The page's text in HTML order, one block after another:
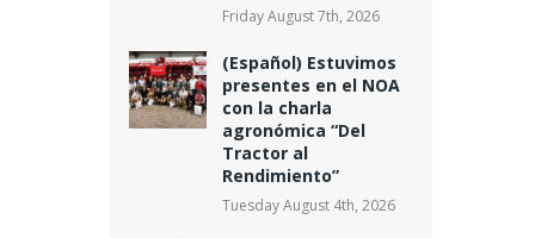
Friday August 7th, 2026
(Español) Estuvimos
presentes en el NOA
con la charla
agronómica “Del
Tractor al
Rendimiento”
Tuesday August 4th, 2026